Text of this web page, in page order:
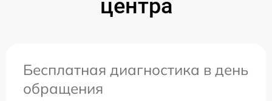
центра
Бесплатная диагностика в день
обращения